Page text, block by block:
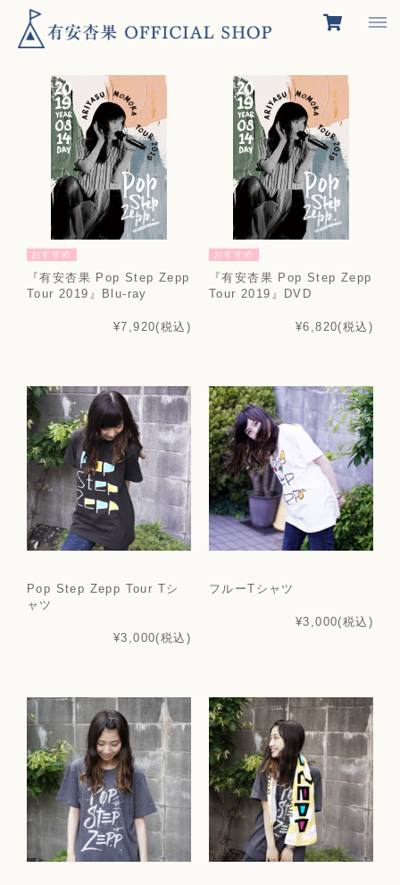
おすすめ
『有安杏果 Pop Step Zepp
Tour 2019』Blu-ray
¥7,920(税込)
おすすめ
『有安杏果 Pop Step Zepp
Tour 2019』DVD
¥6,820(税込)
Pop Step Zepp Tour Tシ
ャツ
¥3,000(税込)
フルーTシャツ
¥3,000(税込)